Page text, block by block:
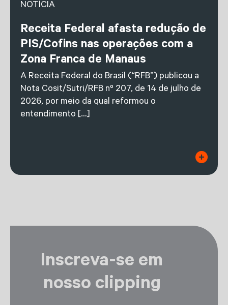
NOTÍCIA
Receita Federal afasta redução de
PIS/Cofins nas operações com a
Zona Franca de Manaus
A Receita Federal do Brasil (“RFB”) publicou a
Nota Cosit/Sutri/RFB nº 207, de 14 de julho de
2026, por meio da qual reformou o
entendimento […]
Inscreva-se em
nosso clipping